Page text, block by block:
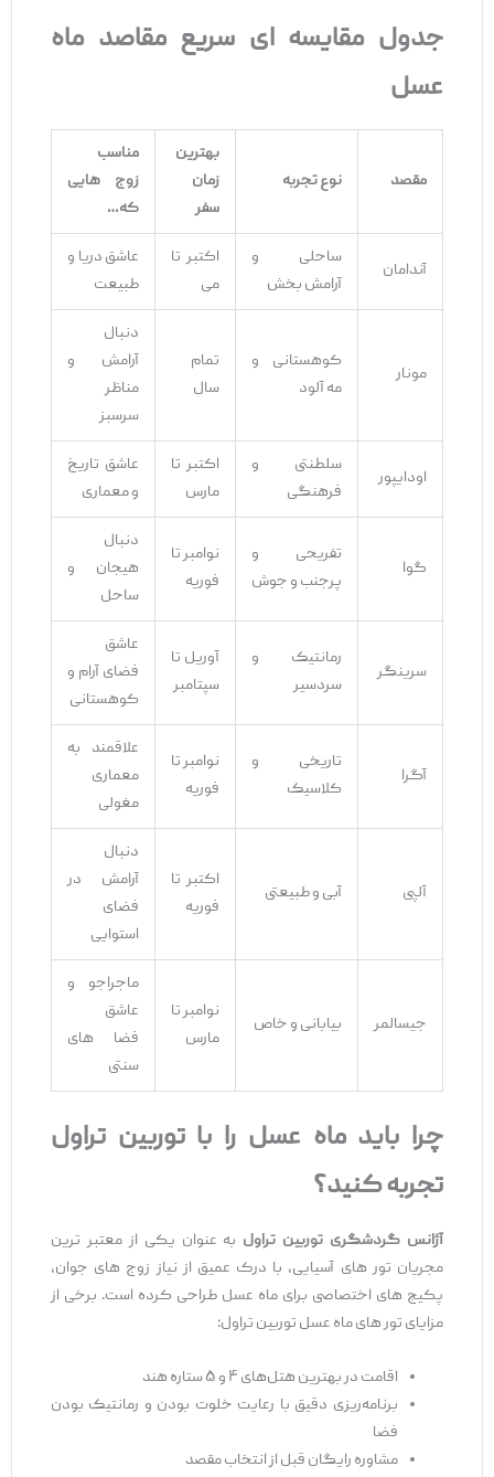
جدول مقایسه‌
ای سریع مقاصد ماه
عسل
مقصد نوع تجربه
بهترین
زمان
سفر
مناسب
زوج
‌هایی
که…
آندامان
ساحلی و
آرامش ‌بخش
اکتبر تا
می
عاشق دریا و
طبیعت
مونار
کوهستانی و
مه ‌آلود
تمام
سال
دنبال
آرامش و
مناظر
سرسبز
اودایپور
سلطنتی و
فرهنگی
اکتبر تا
مارس
عاشق تاریخ
و معماری
گوا
تفریحی و
پرجنب ‌و جوش
نوامبر تا
فوریه
دنبال
هیجان و
ساحل
سرینگر
رمانتیک و
سردسیر
آوریل تا
سپتامبر
عاشق
فضای آرام و
کوهستانی
آگرا
تاریخی و
کلاسیک
نوامبر تا
فوریه
علاقمند به
معماری
مغولی
آلپی آبی و طبیعتی
اکتبر تا
فوریه
دنبال
آرامش در
فضای
استوایی
جیسالمر بیابانی و خاص
نوامبر تا
مارس
ماجراجو و
عاشق
فضا های
سنتی
چرا باید ماه عسل را با توربین تراول
تجربه کنید؟
آژانس گردشگری توربین تراولبه عنوان یکی از معتبر ترین
مجریان تور های آسیایی، با درک عمیق از نیاز زوج‌ های جوان،
پکیج‌ های اختصاصی برای ماه عسل طراحی کرده است. برخی از
مزایای تور های ماه عسل توربین تراول:
اقامت در بهترین هتل‌های ۴ و ۵ ستاره هند
برنامه‌ریزی دقیق با رعایت خلوت بودن و رمانتیک بودن
فضا
مشاوره رایگان قبل از انتخاب مقصد